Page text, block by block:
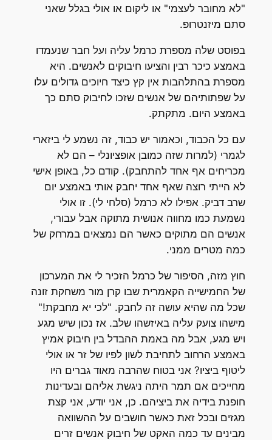
"לא מחובר לעצמי" או ליקום או אולי בגלל שאני
סתם מיזנטרופ.
בפוסט שלה מספרת כרמל עליה ועל חבר שנעמדו
באמצע כיכר רבין והציעו חיבוקים לאנשים. היא
מספרת בהתלהבות אין קץ כיצד חיוכים גדולים עלו
על שפתותיהם של אנשים שזכו לחיבוק סתם כך
באמצע היום. מתקתק.
עם כל הכבוד, וכאמור יש כבוד, זה נשמע לי ביזארי
לגמרי (למרות שזה כמובן אופציונלי – הם לא
מכריחים אף אחד להתחבק). קודם כל, באופן אישי
לא הייתי רוצה שאף אחד יחבק אותי באמצע יום
שרב דביק. אפילו לא כרמל (סלחי לי). זו אולי
נשמעת כמו מחווה אנושית מתוקה אבל עבורי,
אנשים הם מתוקים כאשר הם נמצאים במרחק של
כמה מטרים ממני.
חוץ מזה, הסיפור של כרמל הזכיר לי את המערכון
של החמישייה הקאמרית שבו קרן מור משחקת זונה
שכל מה שהיא עושה זה לחבק. "לכי יא מחבקת!"
מישהו צועק עליה באיזשהו שלב. אז נכון שיש מגע
ויש מגע, אבל מה באמת ההבדל בין חיבוק אמיץ
באמצע הרחוב לתחיבת לשון לפיו של זר או אולי
ליטוף ביציו? אני בטוח שהרבה מאוד גברים היו
מחייכים אם תמר היתה ניגשת אליהם ובעדינות
חופנת בידיה את ביציהם. כן, אני יודע, אני קצת
מגזים ובכל זאת כאשר חושבים על ההשוואה
מבינים עד כמה האקט של חיבוק אנשים זרים